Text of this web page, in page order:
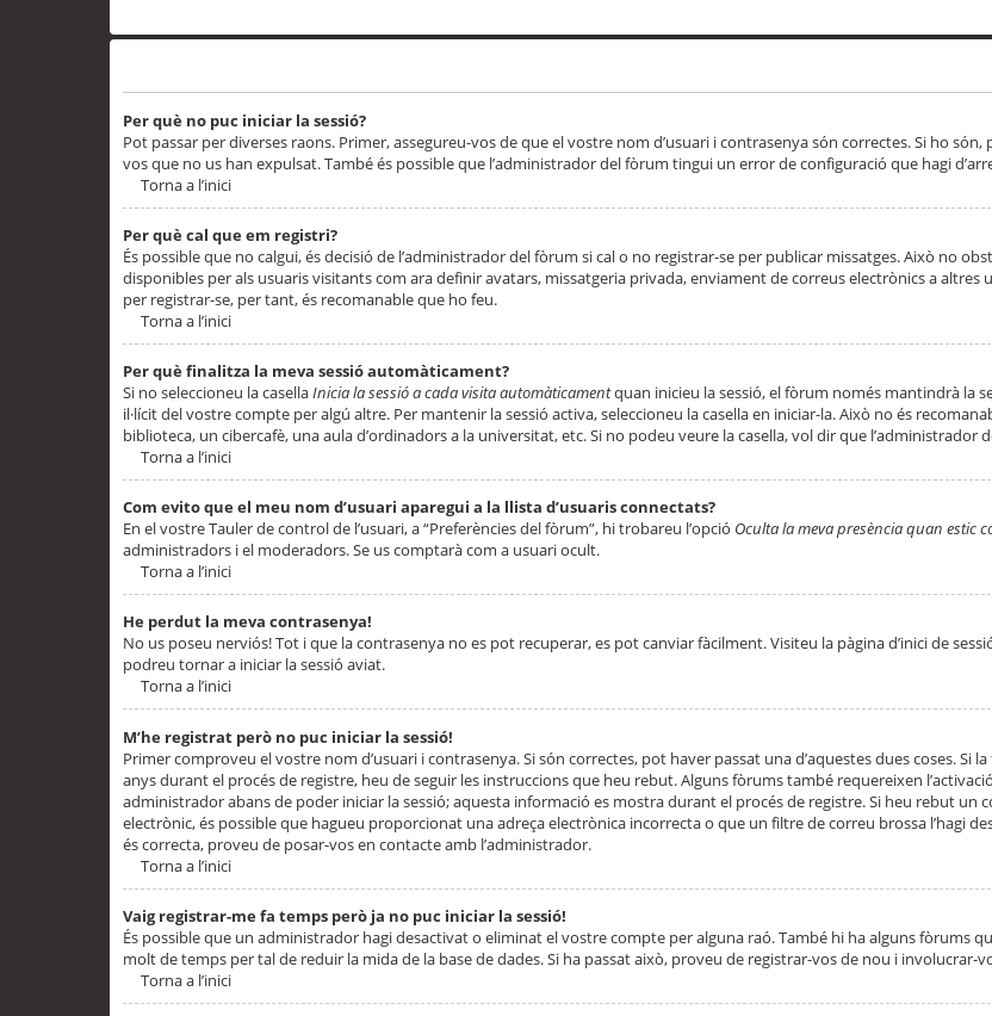
Per què no puc iniciar la sessió?
Pot passar per diverses raons. Primer, assegureu-vos de que el vostre nom d’usuari i contrasenya són correctes. Si ho
vos que no us han expulsat. També és possible que l’administrador del fòrum tingui un error de configuració que hagi
Torna a l’inici
Per què cal que em registri?
És possible que no calgui, és decisió de l’administrador del fòrum si cal o no registrar-se per publicar missatges. Això no
disponibles per als usuaris visitants com ara definir avatars, missatgeria privada, enviament de correus electrònics a altres
per registrar-se, per tant, és recomanable que ho feu.
Torna a l’inici
Per què finalitza la meva sessió automàticament?
Si no seleccioneu la casellaInicia la sessió a cada visita automàticamentquan inicieu la sessió, el fòrum només mantindrà la
il·lícit del vostre compte per algú altre. Per mantenir la sessió activa, seleccioneu la casella en iniciar-la. Això no és
biblioteca, un cibercafè, una aula d’ordinadors a la universitat, etc. Si no podeu veure la casella, vol dir que
Torna a l’inici
Com evito que el meu nom d’usuari aparegui a la llista d’usuaris connectats?
En el vostre Tauler de control de l’usuari, a “Preferències del fòrum”, hi trobareu l’opció Oculta la meva presència quan estic
administradors i el moderadors. Se us comptarà com a usuari ocult.
Torna a l’inici
He perdut la meva contrasenya!
No us poseu nerviós! Tot i que la contrasenya no es pot recuperar, es pot canviar fàcilment. Visiteu la pàgina d’inici de
podreu tornar a iniciar la sessió aviat.
Torna a l’inici
M’he registrat però no puc iniciar la sessió!
Primer comproveu el vostre nom d’usuari i contrasenya. Si són correctes, pot haver passat una d’aquestes dues coses. Si
anys durant el procés de registre, heu de seguir les instruccions que heu rebut. Alguns fòrums també requereixen
administrador abans de poder iniciar la sessió; aquesta informació es mostra durant el procés de registre. Si heu rebut un
electrònic, és possible que hagueu proporcionat una adreça electrònica incorrecta o que un filtre de correu brossa l’hagi
és correcta, proveu de posar-vos en contacte amb l’administrador.
Torna a l’inici
Vaig registrar-me fa temps però ja no puc iniciar la sessió!
És possible que un administrador hagi desactivat o eliminat el vostre compte per alguna raó. També hi ha alguns fòrums
molt de temps per tal de reduir la mida de la base de dades. Si ha passat això, proveu de registrar-vos de nou i involucrar-
Torna a l’inici